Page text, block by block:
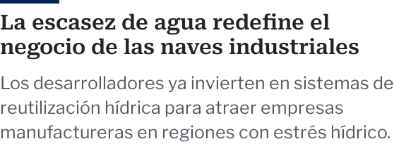
La escasez de agua redefine el
negocio de las naves industriales
Los desarrolladores ya invierten en sistemas de
reutilización hídrica para atraer empresas
manufactureras en regiones con estrés hídrico.